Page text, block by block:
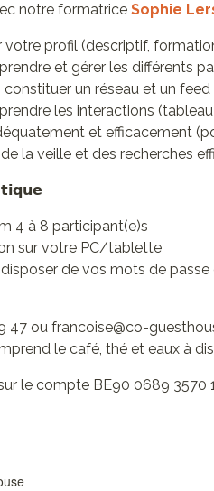
notre formatrice Sophie
votre profil (descriptif,
et gérer les différents
constituer un réseau et un feed
les interactions
et efficacement
la veille et des recherches
4 à 8 participant(e)s
sur votre PC/tablette
de vos mots de
47 ou francoise@co-
le café, thé et eaux à
le compte BE90 0689 3570